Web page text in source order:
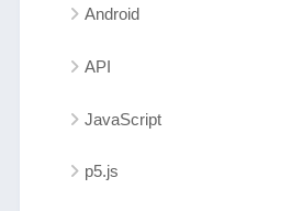
Android
API
JavaScript
p5.js